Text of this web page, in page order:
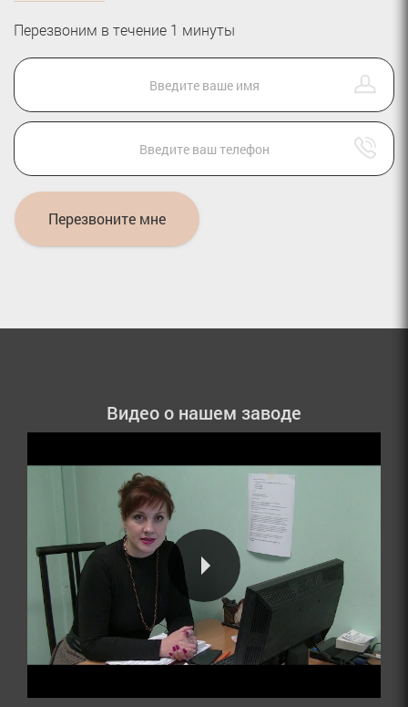
Перезвоним в течение 1 минуты
Перезвоните мне
Видео о нашем заводе